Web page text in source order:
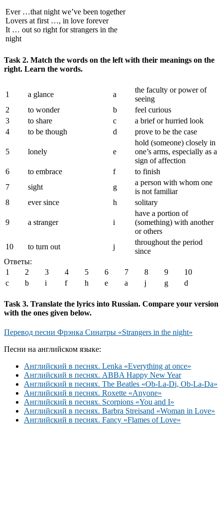
Ever …that night we’ve been together
Lovers at first …, in love forever
It … out so right for strangers in the
night
Task 2. Match the words on the left with their meanings on the
right. Learn the words.
1 a glance a
the faculty or power of
seeing
2
to wonder b
feel curious
3
to share c
a brief or hurried look
4
to be though d prove to be the case
5 lonely e
hold (someone) closely in
one’s arms, especially as a
sign of affection
6
to embrace f
to finish
7
sight g
a person with whom one
is not familiar
8
ever since h solitary
9 a stranger i
have a portion of
(something) with another
or others
10
to turn out j
throughout the period
since
Ответы:
1
2 3 4 5 6 7 8 9
10
c
b i f h e a j g d
Task 3. Translate the lyrics into Russian. Compare your version
with the ones given below.
Перевод песни Фрэнка Синатры «Strangers in the night»
Песни на английском языке:
Английский в песнях. Lenka «Everything at once»
Английский в песнях. ABBA Happy New Year
Английский в песнях. The Beatles «Ob-La-Di, Ob-La-Da»
Английский в песнях. Roxette «Anyone»
Английский в песнях. Scorpions «You and I»
Английский в песнях. Barbra Streisand «Woman in Love»
Английский в песнях. Fancy «Flames of Love»